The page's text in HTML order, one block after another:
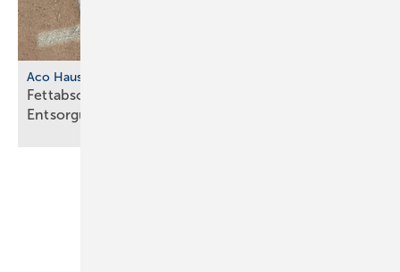
Aco Haustechnik
Fettabscheider mit separatem
Entsorgungsschacht